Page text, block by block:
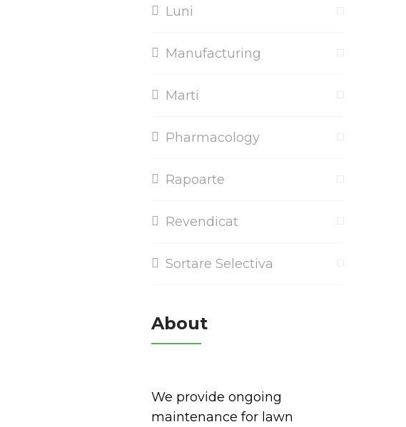
Luni
Manufacturing
Marti
Pharmacology
Rapoarte
Revendicat
Sortare Selectiva
About
We provide ongoing
maintenance for lawn